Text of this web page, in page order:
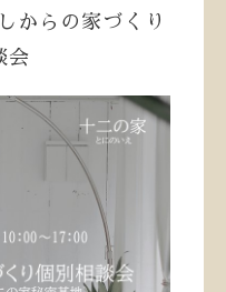
からの家づくり
会